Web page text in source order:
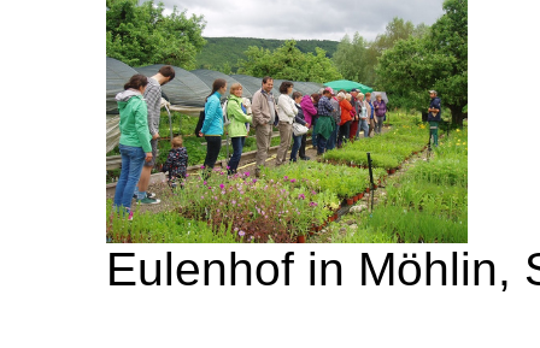
Eulenhof in Möhlin,